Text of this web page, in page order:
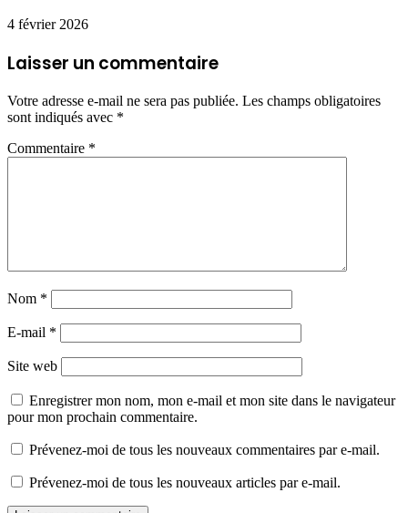
4 février 2026
Laisser un commentaire
Votre adresse e-mail ne sera pas publiée. Les champs obligatoires
sont indiqués avec *
Commentaire *
Nom *
E-mail *
Site web
Enregistrer mon nom, mon e-mail et mon site dans le navigateur
pour mon prochain commentaire.
Prévenez-moi de tous les nouveaux commentaires par e-mail.
Prévenez-moi de tous les nouveaux articles par e-mail.